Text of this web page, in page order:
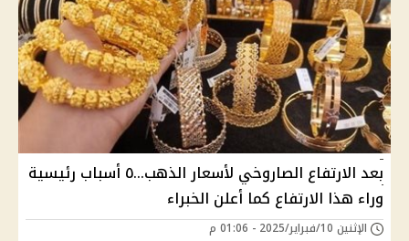
بعد الارتفاع الصاروخي لأسعار الذهب...٥ أسباب رئيسية
وراء هذا الارتفاع كما أعلن الخبراء
الإثنين 10/فبراير/2025 - 01:06 م